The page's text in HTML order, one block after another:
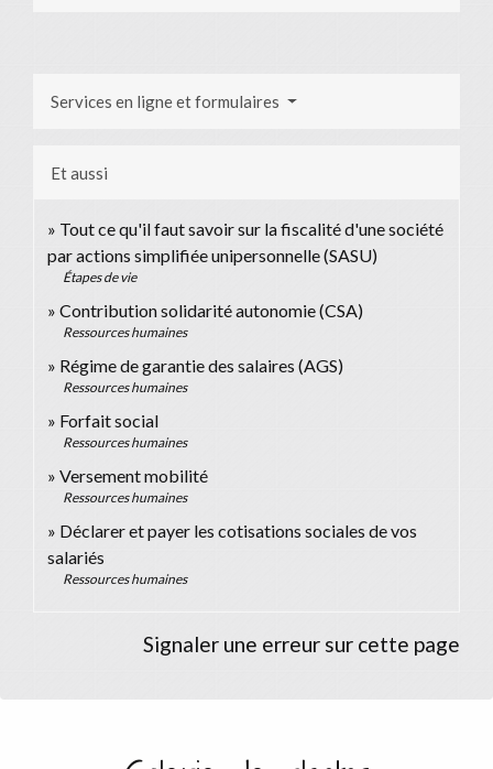
Services en ligne et formulaires
Et aussi
Tout ce qu'il faut savoir sur la fiscalité d'une société
par actions simplifiée unipersonnelle (SASU)
Étapes de vie
Contribution solidarité autonomie (CSA)
Ressources humaines
Régime de garantie des salaires (AGS)
Ressources humaines
Forfait social
Ressources humaines
Versement mobilité
Ressources humaines
Déclarer et payer les cotisations sociales de vos
salariés
Ressources humaines
Signaler une erreur sur cette page